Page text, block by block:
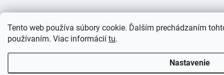
Tento web používa súbory cookie. Ďalším prechádzaním
používaním. Viac informácií tu.
Nastavenie